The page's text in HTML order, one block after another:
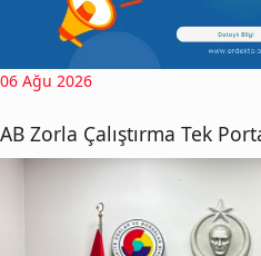
06 Ağu 2026
AB Zorla Çalıştırma Tek